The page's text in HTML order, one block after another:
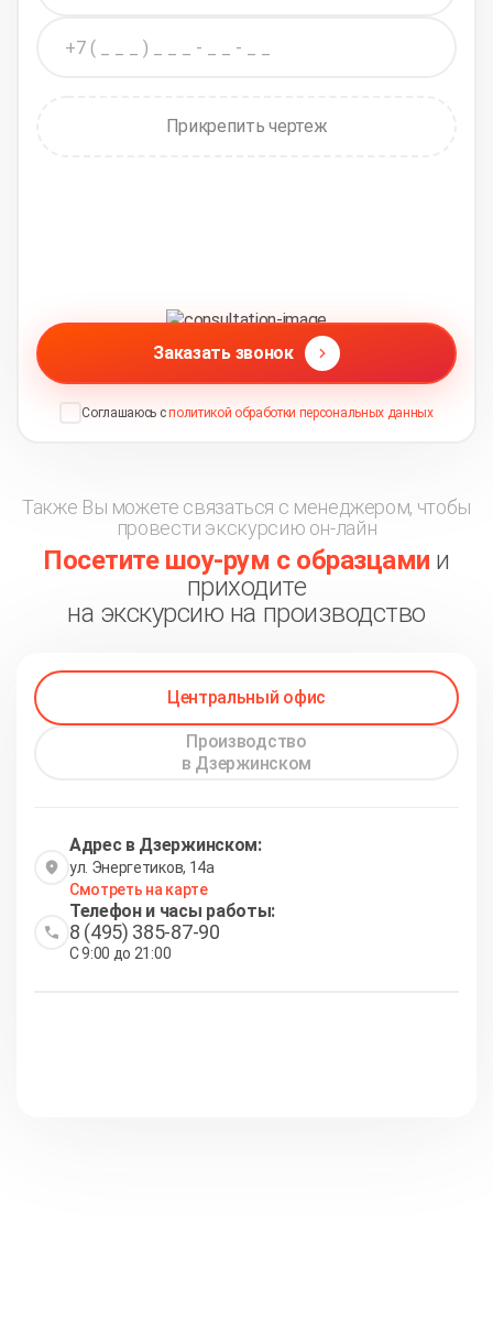
Прикрепить чертеж
Заказать звонок
Соглашаюсь с политикой обработки персональных данных
Также Вы можете связаться с менеджером, чтобы
провести экскурсию он-лайн
Посетите шоу-рум с образцами и
приходите
на экскурсию на производство
Центральный офис
Производство
в Дзержинском
Адрес в Дзержинском:
ул. Энергетиков, 14а
Смотреть на карте
Телефон и часы работы:
8 (495) 385-87-90
С 9:00 до 21:00